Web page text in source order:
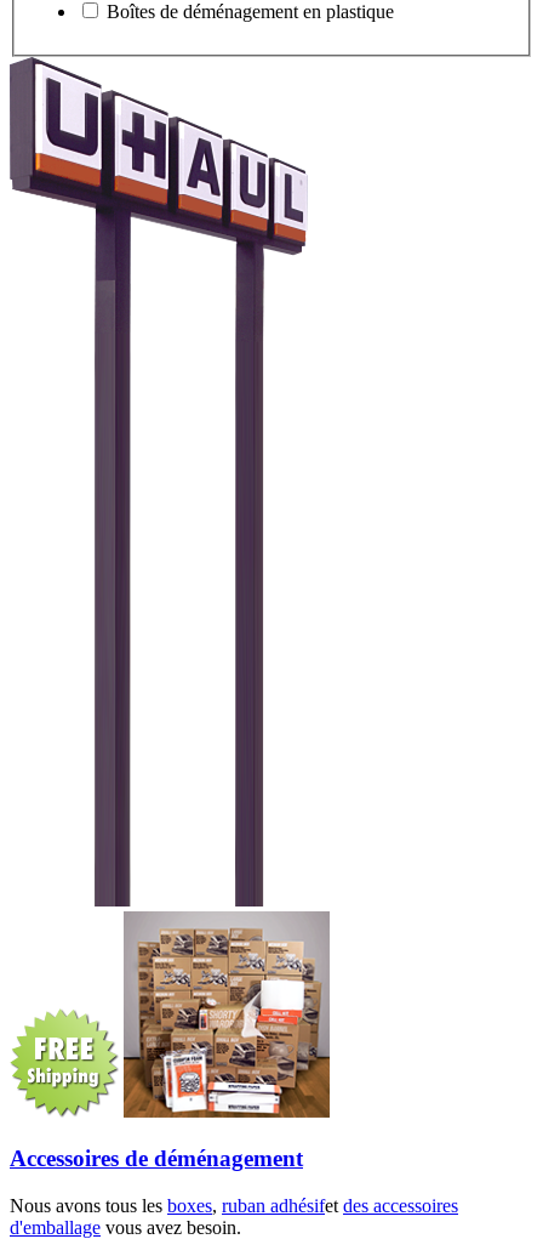
Boîtes de déménagement en plastique
Accessoires de déménagement
Nous avons tous les boxes, ruban adhésifet des accessoires
d'emballage vous avez besoin.